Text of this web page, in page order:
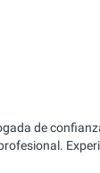
de